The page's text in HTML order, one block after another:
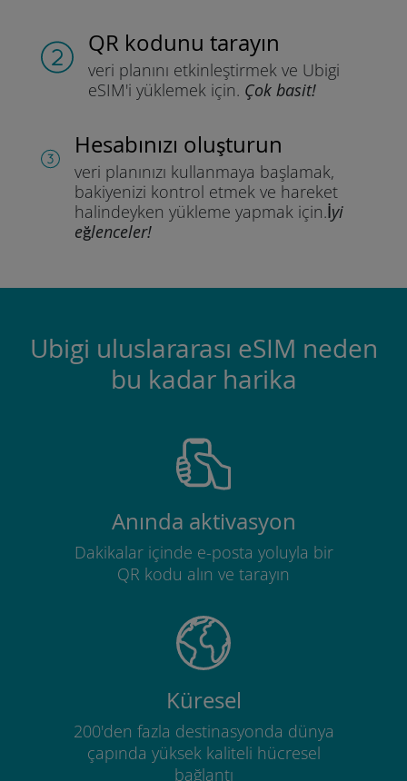
QR kodunu tarayın
veri planını etkinleştirmek ve Ubigi
eSIM'i yüklemek için. Çok basit!
Hesabınızı oluşturun
veri planınızı kullanmaya başlamak,
bakiyenizi kontrol etmek ve hareket
halindeyken yükleme yapmak için.İyi
eğlenceler!
Ubigi uluslararası eSIM neden
bu kadar harika
Anında aktivasyon
Dakikalar içinde e-posta yoluyla bir
QR kodu alın ve tarayın
Küresel
200'den fazla destinasyonda dünya
çapında yüksek kaliteli hücresel
bağlantı